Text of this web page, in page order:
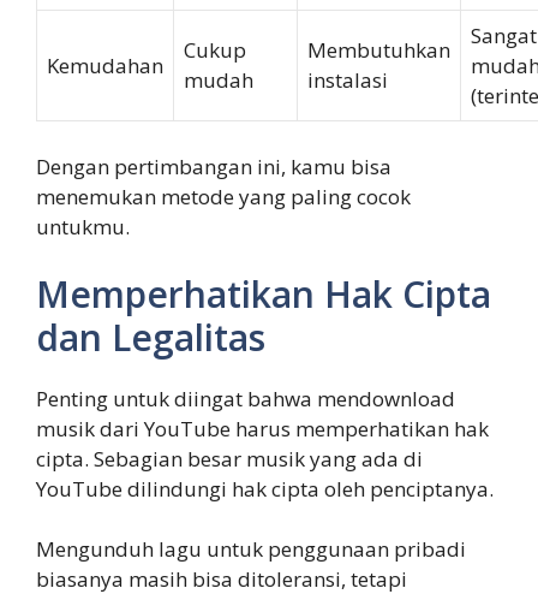
Kemudahan
Cukup
mudah
Membutuhkan
instalasi
Sangat
Dengan pertimbangan ini, kamu bisa
menemukan metode yang paling cocok
untukmu.
Memperhatikan Hak Cipta
dan Legalitas
Penting untuk diingat bahwa mendownload
musik dari YouTube harus memperhatikan hak
cipta. Sebagian besar musik yang ada di
YouTube dilindungi hak cipta oleh penciptanya.
Mengunduh lagu untuk penggunaan pribadi
biasanya masih bisa ditoleransi, tetapi